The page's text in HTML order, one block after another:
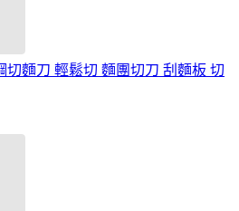
切麵刀 輕鬆切 麵團切刀 刮麵板 切